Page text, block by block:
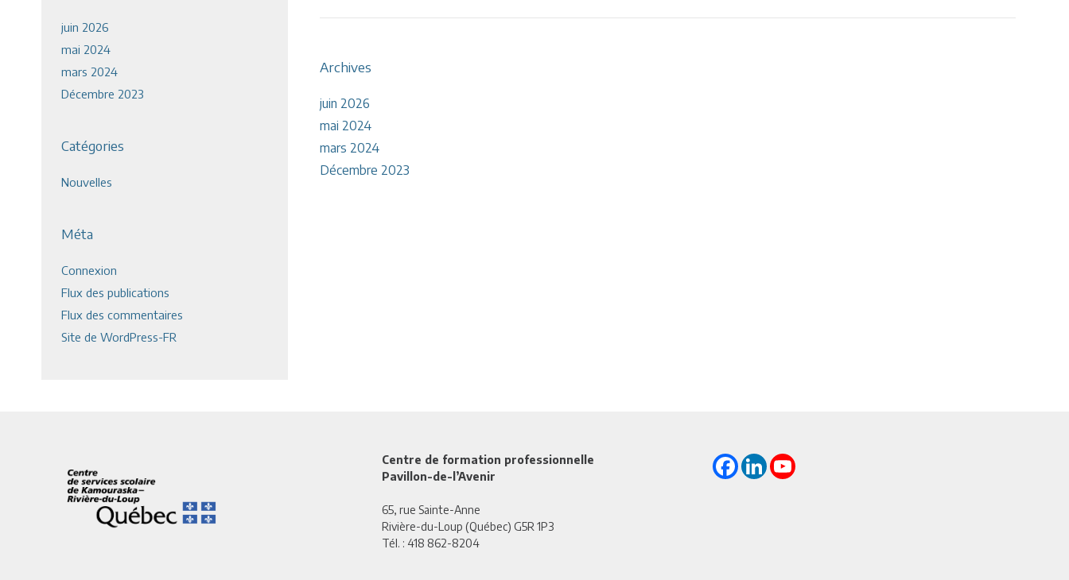
juin 2026
mai 2024
mars 2024
Décembre 2023
Catégories
Nouvelles
Méta
Connexion
Flux des publications
Flux des commentaires
Site de WordPress-FR
Archives
juin 2026
mai 2024
mars 2024
Décembre 2023
Centre de formation professionnelle
Pavillon-de-l’Avenir
65, rue Sainte-Anne
Rivière-du-Loup (Québec) G5R 1P3
Tél. : 418 862-8204